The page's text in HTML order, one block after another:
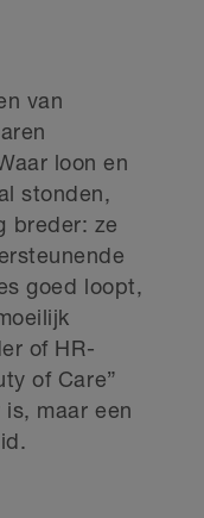
van
loon en
stonden,
breder: ze
goed loopt,
of HR-
of Care”
maar een